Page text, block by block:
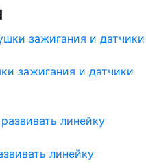
зажигания и датчики
линейку